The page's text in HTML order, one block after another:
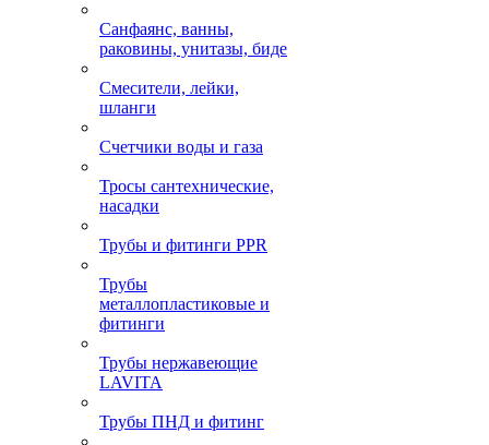
Санфаянс, ванны,
раковины, унитазы, биде
Смесители, лейки,
шланги
Счетчики воды и газа
Тросы сантехнические,
насадки
Трубы и фитинги PPR
Трубы
металлопластиковые и
фитинги
Трубы нержавеющие
LAVITA
Трубы ПНД и фитинг